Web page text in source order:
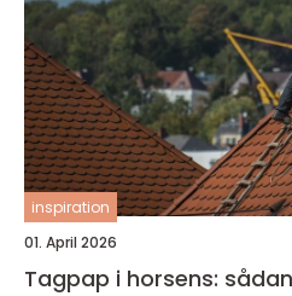
inspiration
01. April 2026
Tagpap i horsens: